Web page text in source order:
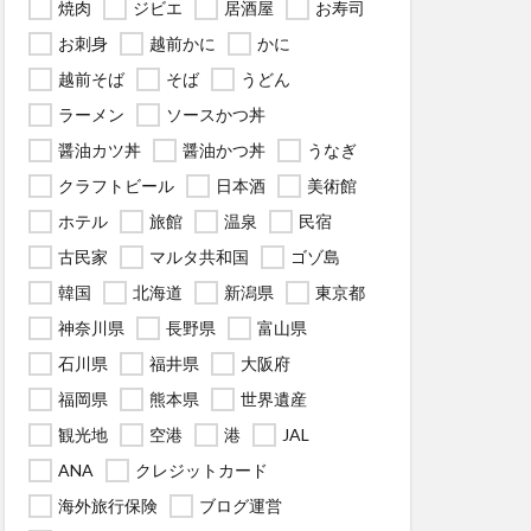
焼肉
ジビエ 居酒屋
お寿司
お刺身
越前かに
かに
越前そば
そば
うどん
ラーメン
ソースかつ丼
醤油カツ丼
醤油かつ丼
うなぎ
クラフトビール
日本酒
美術館
ホテル
旅館 温泉
民宿
古民家
マルタ共和国
ゴゾ島
韓国
北海道 新潟県
東京都
神奈川県
長野県
富山県
石川県
福井県
大阪府
福岡県
熊本県
世界遺産
観光地
空港 港
JAL
ANA
クレジットカード
海外旅行保険
ブログ運営